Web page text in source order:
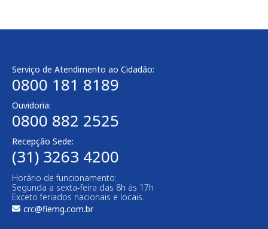
Serviço de Atendimento ao Cidadão:
0800 181 8189
Ouvidoria:
0800 882 2525​
Recepção Sede:
(31) 3263 4200
Horário de funcionamento:
Segunda a sexta-feira das 8h às 17h
Exceto feriados nacionais e locais.
crc@fiemg.com.br